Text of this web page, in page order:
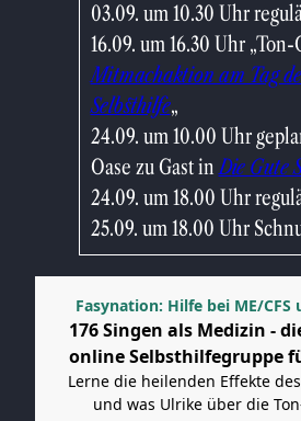
03.09. um 10.30 Uhr
16.09. um 16.30 Uhr „Ton-
Mitmachaktion am Tag
Selbsthilfe„
24.09. um 10.00 Uhr
Oase zu Gast inDie Gute
24.09. um 18.00 Uhr
25.09. um 18.00 Uhr